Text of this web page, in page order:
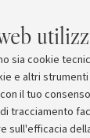
sia cookie
e altri
il tuo
tracciamento
sull'efficacia